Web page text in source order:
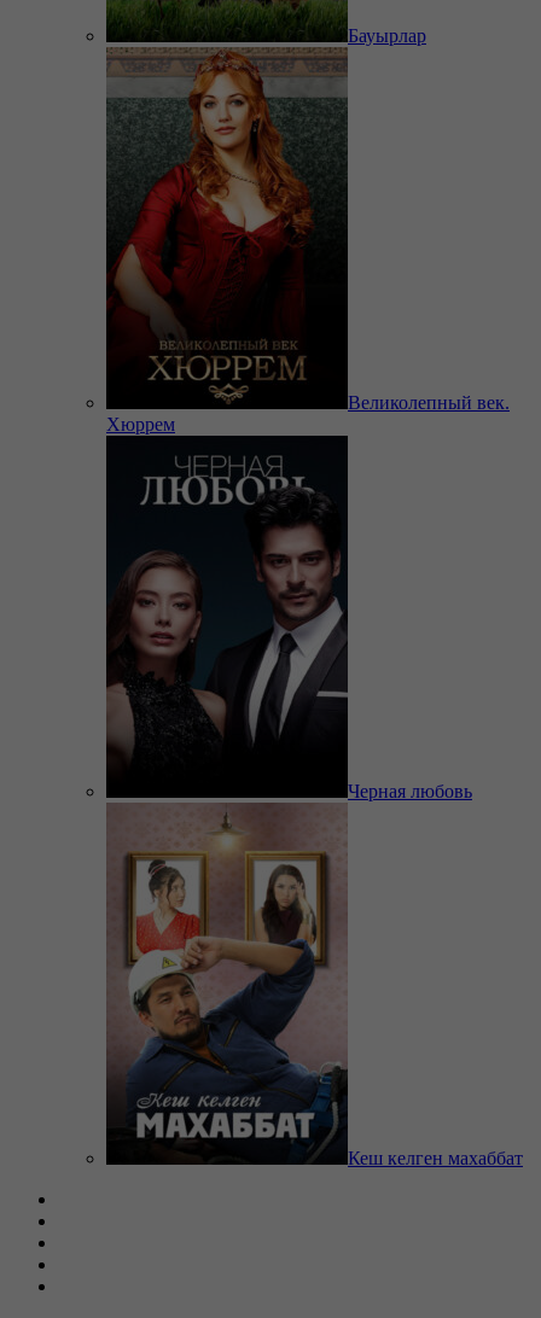
Бауырлар
Великолепный век.
Хюррем
Черная любовь
Кеш келген махаббат